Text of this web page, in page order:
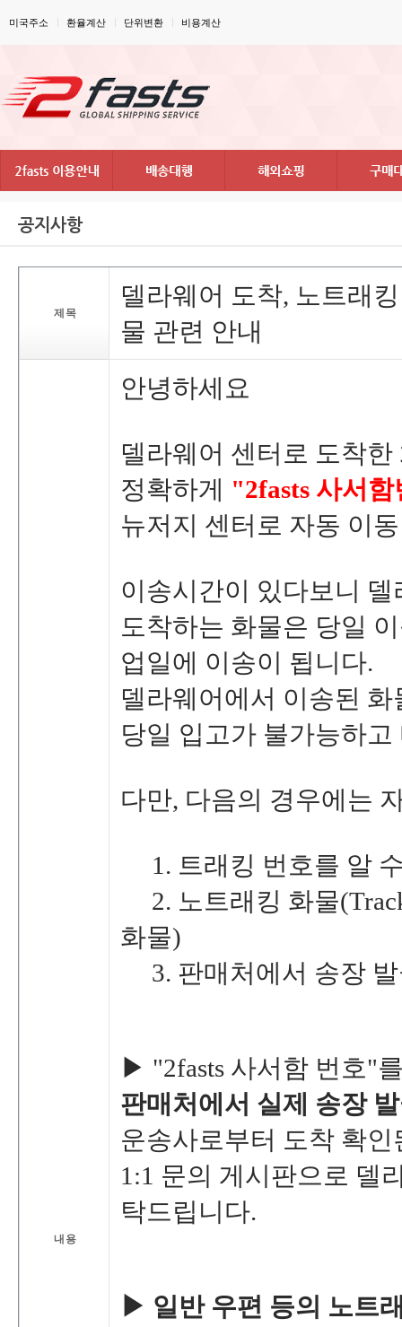
미국주소 환율계산 단위변환 비용계산
공지사항
제목
델라웨어도착,노트래
물관련안내
내용
안녕하세요
델라웨어센터로도착
정확하게 "2fasts사서
뉴저지센터로자동이
이송시간이있다보니
도착하는화물은당일
업일에이송이됩니다.
델라웨어에서이송된
당일입고가불가능하
다만,다음의경우에는
1.트래킹번호를알
2.노트래킹화물
화물)
3.판매처에서송장
▶"2fasts사서함번호"
판매처에서 실제송장
운송사로부터도착확인
1:1문의게시판으로델
탁드립니다.
▶일반우편등의노트